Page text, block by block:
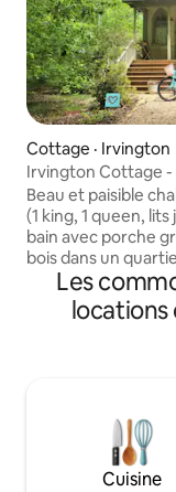
Cottage · Irvington
Irvington Cottage -
vignoble
Beau et paisible
(1 king, 1 queen,
bain avec porche
bois dans un
sentiers naturels
parfaite pour les
Marchez ou faites
proximité ;
de Tides Inn.
gamme, Wi-Fi
Les
locations
Cuisine